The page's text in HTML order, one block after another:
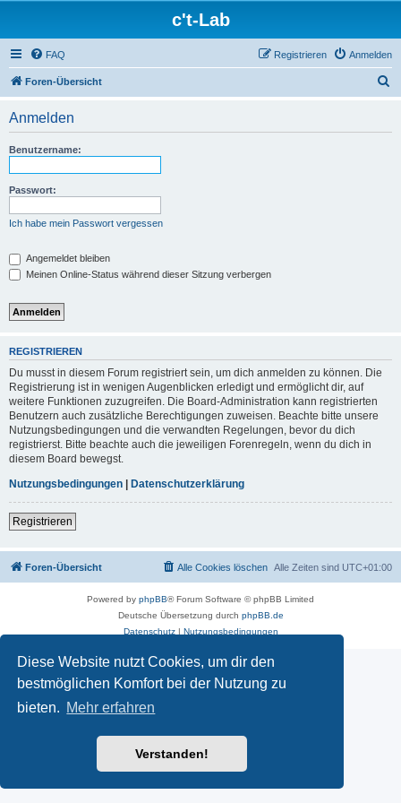
Diese Website nutzt Cookies, um dir den
bestmöglichen Komfort bei der Nutzung zu
bieten. Mehr erfahren
Verstanden!
c't-Lab
FAQ Anmelden
Registrieren
Foren-Übersicht
Anmelden
Benutzername:
Passwort:
Ich habe mein Passwort vergessen
Angemeldet bleiben
Meinen Online-Status während dieser Sitzung verbergen
REGISTRIEREN
Du musst in diesem Forum registriert sein, um dich anmelden zu können. Die
Registrierung ist in wenigen Augenblicken erledigt und ermöglicht dir, auf
weitere Funktionen zuzugreifen. Die Board-Administration kann registrierten
Benutzern auch zusätzliche Berechtigungen zuweisen. Beachte bitte unsere
Nutzungsbedingungen und die verwandten Regelungen, bevor du dich
registrierst. Bitte beachte auch die jeweiligen Forenregeln, wenn du dich in
diesem Board bewegst.
Nutzungsbedingungen | Datenschutzerklärung
Registrieren
Foren-Übersicht Alle Zeiten sind UTC+01:00
Alle Cookies löschen
Powered by phpBB® Forum Software © phpBB Limited
Deutsche Übersetzung durch phpBB.de
Datenschutz| Nutzungsbedingungen